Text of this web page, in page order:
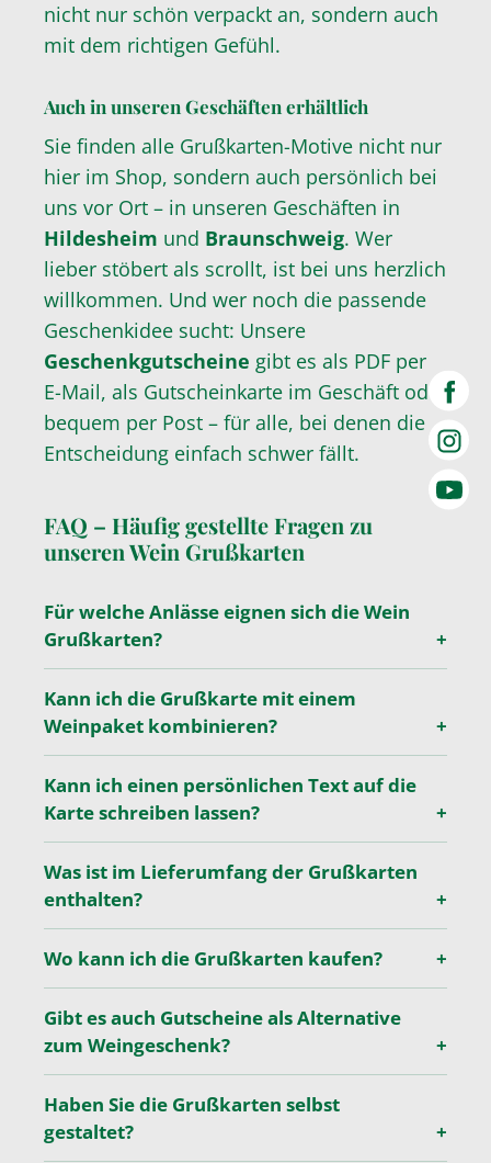
nicht nur schön verpackt an, sondern auch
mit dem richtigen Gefühl.
Auch in unseren Geschäften erhältlich
Sie finden alle Grußkarten-Motive nicht nur
hier im Shop, sondern auch persönlich bei
uns vor Ort – in unseren Geschäften in
Hildesheim und Braunschweig. Wer
lieber stöbert als scrollt, ist bei uns herzlich
willkommen. Und wer noch die passende
Geschenkidee sucht: Unsere
Geschenkgutscheine gibt es als PDF per
E-Mail, als Gutscheinkarte im Geschäft oder
bequem per Post – für alle, bei denen die
Entscheidung einfach schwer fällt.
FAQ – Häufig gestellte Fragen zu
unseren Wein Grußkarten
Für welche Anlässe eignen sich die Wein
Grußkarten?
Kann ich die Grußkarte mit einem
Weinpaket kombinieren?
Kann ich einen persönlichen Text auf die
Karte schreiben lassen?
Was ist im Lieferumfang der Grußkarten
enthalten?
Wo kann ich die Grußkarten kaufen?
Gibt es auch Gutscheine als Alternative
zum Weingeschenk?
Haben Sie die Grußkarten selbst
gestaltet?